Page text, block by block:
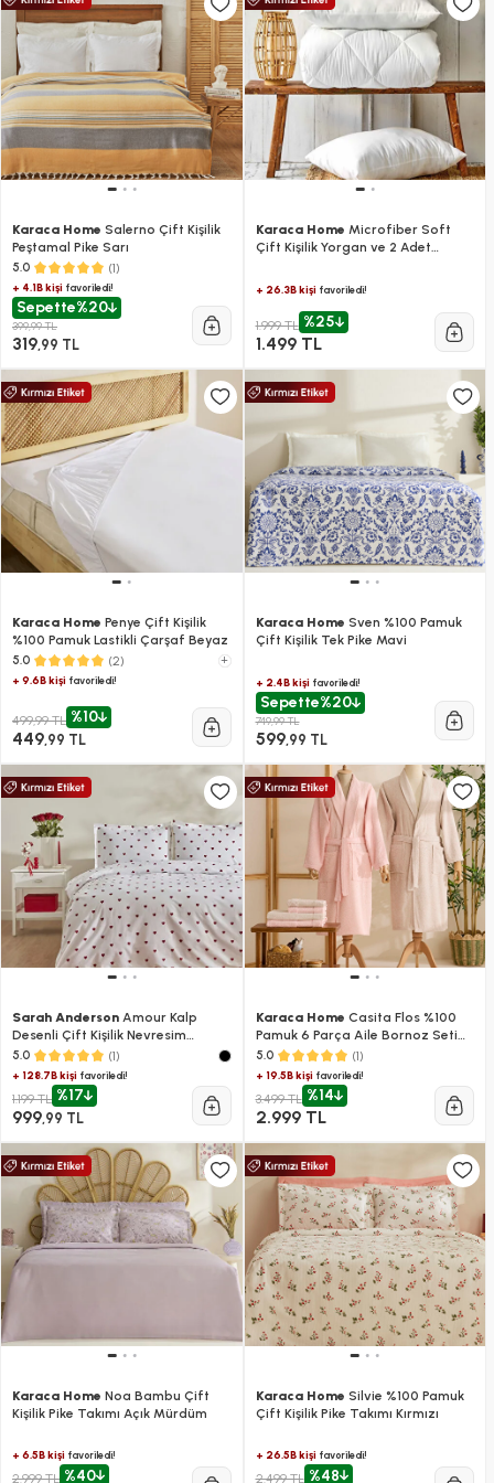
Karaca Home Salerno Çift Kişilik
Peştamal Pike Sarı
5.0 (1)
+ 4.1B kişi favoriledi!
Sepette%20
399,99 TL
319,99 TL
Karaca Home Microfiber Soft
Çift Kişilik Yorgan ve 2 Adet
+ 26.3B kişifavoriledi!
1.999 TL %25
1.499 TL
Karaca Home Penye Çift Kişilik
%100 Pamuk Lastikli Çarşaf Beyaz
5.0 (2)
+
+ 9.6B kişi favoriledi!
499,99 TL %10
449,99 TL
Karaca Home Sven %100 Pamuk
Çift Kişilik Tek Pike Mavi
+ 2.4B kişifavoriledi!
Sepette%20
749,99 TL
599,99 TL
Sarah Anderson Amour Kalp
Desenli Çift Kişilik Nevresim
Takımı
5.0 (1)
+ 128.7B kişi favoriledi!
1.199 TL %17
999,99 TL
Karaca Home Casita Flos %100
Pamuk 6 Parça Aile Bornoz Seti
Taş-Pudra
5.0 (1)
+ 19.5B kişifavoriledi!
3.499 TL %14
2.999 TL
Karaca Home Noa Bambu Çift
Kişilik Pike Takımı Açık Mürdüm
+ 6.5B kişi favoriledi!
2.999 TL %40
Karaca Home Silvie %100 Pamuk
Çift Kişilik Pike Takımı Kırmızı
+ 26.5B kişifavoriledi!
2.499 TL %48